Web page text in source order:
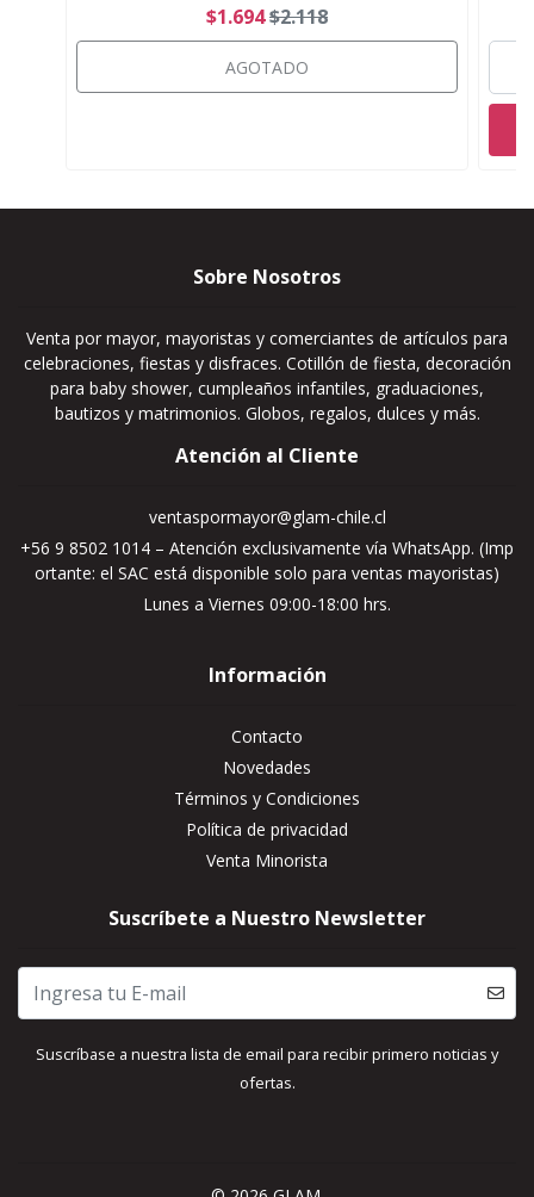
$1.694$2.118
AGOTADO
Sobre Nosotros
Venta por mayor, mayoristas y comerciantes de artículos para
celebraciones, fiestas y disfraces. Cotillón de fiesta, decoración
para baby shower, cumpleaños infantiles, graduaciones,
bautizos y matrimonios. Globos, regalos, dulces y más.
Atención al Cliente
ventaspormayor@glam-chile.cl
+56 9 8502 1014 – Atención exclusivamente vía WhatsApp. (Imp
ortante: el SAC está disponible solo para ventas mayoristas)
Lunes a Viernes 09:00-18:00 hrs.
Información
Contacto
Novedades
Términos y Condiciones
Política de privacidad
Venta Minorista
Suscríbete a Nuestro Newsletter
Suscríbase a nuestra lista de email para recibir primero noticias y
ofertas.